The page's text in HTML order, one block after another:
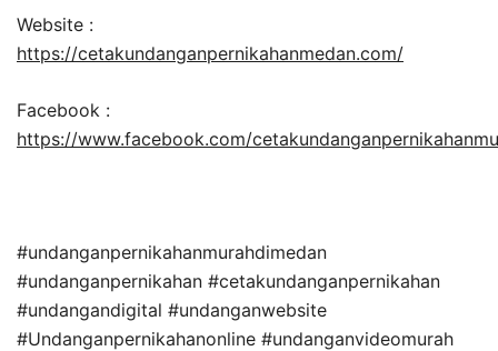
Website :
https://cetakundanganpernikahanmedan.com/
Facebook :
https://www.facebook.com/
#undanganpernikahanmurahdimedan
#undanganpernikahan #cetakundanganpernikahan
#undangandigital #undanganwebsite
#Undanganpernikahanonline #undanganvideomurah